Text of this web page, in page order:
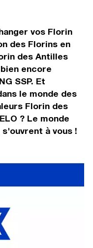
vos Florin
des Florins en
des Antilles
encore
SSP. Et
le monde des
Florin des
? Le monde
à vous !